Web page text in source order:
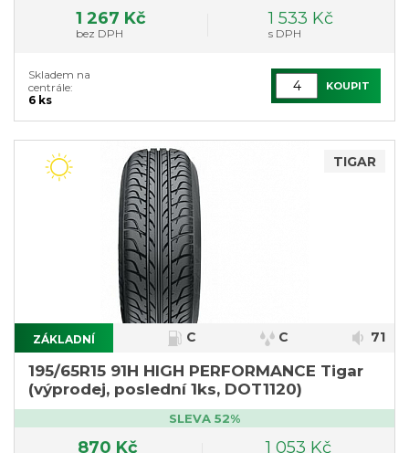
1 267 Kč
bez DPH
1 533 Kč
s DPH
Skladem na
centrále:
6 ks
KOUPIT
TIGAR
ZÁKLADNÍ C C 71
195/65R15 91H HIGH PERFORMANCE Tigar
(výprodej, poslední 1ks, DOT1120)
SLEVA 52%
870 Kč 1 053 Kč